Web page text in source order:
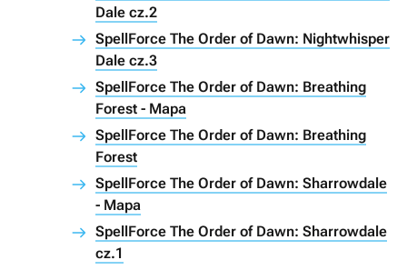
Dale cz.2
SpellForce The Order of Dawn: Nightwhisper
Dale cz.3
SpellForce The Order of Dawn: Breathing
Forest - Mapa
SpellForce The Order of Dawn: Breathing
Forest
SpellForce The Order of Dawn: Sharrowdale
- Mapa
SpellForce The Order of Dawn: Sharrowdale
cz.1